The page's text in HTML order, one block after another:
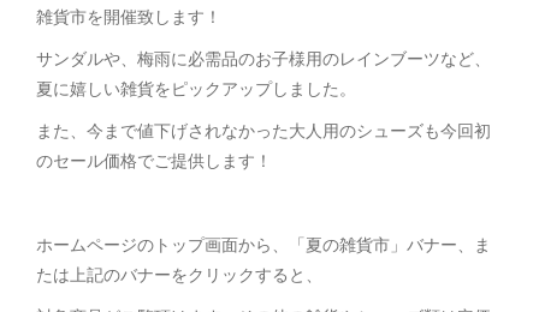
雑貨市を開催致します！
サンダルや、梅雨に必需品のお子様用のレインブーツなど、
夏に嬉しい雑貨をピックアップしました。
また、今まで値下げされなかった大人用のシューズも今回初
のセール価格でご提供します！
ホームページのトップ画面から、「夏の雑貨市」バナー、ま
たは上記のバナーをクリックすると、